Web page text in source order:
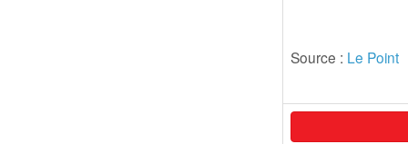
Source : Le Point